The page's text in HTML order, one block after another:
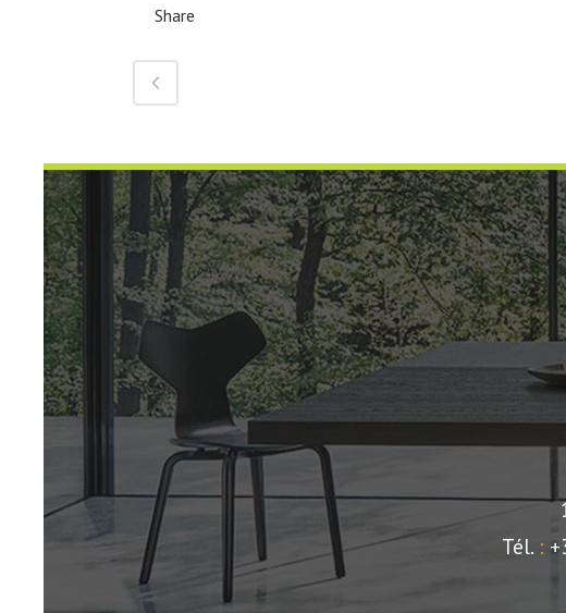
Share
Tél. :